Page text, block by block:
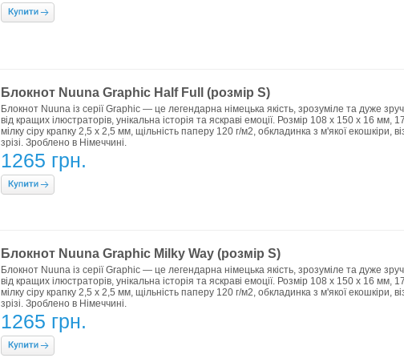
Блокнот Nuuna Graphic Half Full (розмір S)
Блокнот Nuuna із серії Graphic — це легендарна німецька якість, зрозуміле та дуже
від кращих ілюстраторів, унікальна історія та яскраві емоції. Розмір 108 x 150 x 16 мм,
мілку сіру крапку 2,5 х 2,5 мм, щільність паперу 120 г/м2, обкладинка з м'якої екошкіри,
зрізі. Зроблено в Німеччині.
1265 грн.
Блокнот Nuuna Graphic Milky Way (розмір S)
Блокнот Nuuna із серії Graphic — це легендарна німецька якість, зрозуміле та дуже
від кращих ілюстраторів, унікальна історія та яскраві емоції. Розмір 108 x 150 x 16 мм,
мілку сіру крапку 2,5 х 2,5 мм, щільність паперу 120 г/м2, обкладинка з м'якої екошкіри,
зрізі. Зроблено в Німеччині.
1265 грн.